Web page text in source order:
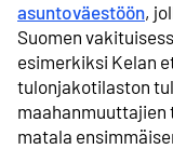
asuntoväestöön,
Suomen
esimerkiksi Kelan
tulonjakotilaston
maahanmuuttajien
matala